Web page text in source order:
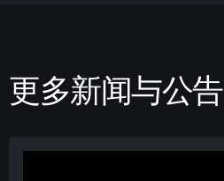
更多新闻与公告